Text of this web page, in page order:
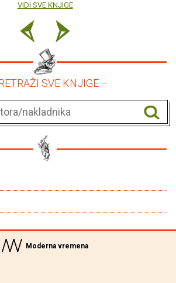
VIDI SVE KNJIGE
SVE KNJIGE –
Moderna vremena